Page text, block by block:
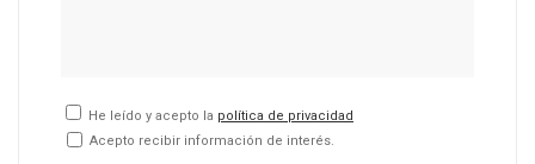
He leído y acepto la política de privacidad
Acepto recibir información de interés.